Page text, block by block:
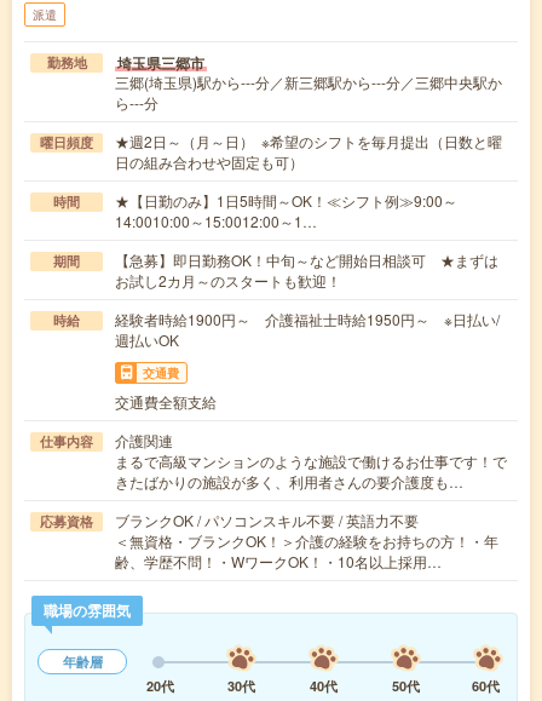
派遣
勤務地 埼玉県三郷市
三郷(埼玉県)駅から---分／新三郷駅から---分／三郷中央駅か
ら---分
曜日頻度
★週2日～（月～日） ※希望のシフトを毎月提出（日数と曜
日の組み合わせや固定も可）
時間
★【日勤のみ】1日5時間～OK！≪シフト例≫9:00～
14:0010:00～15:0012:00～1…
期間
【急募】即日勤務OK！中旬～など開始日相談可 ★まずは
お試し2カ月～のスタートも歓迎！
時給
経験者時給1900円～ 介護福祉士時給1950円～ ※日払い/
週払いOK
交通費
交通費全額支給
仕事内容
介護関連
まるで高級マンションのような施設で働けるお仕事です！で
きたばかりの施設が多く、利用者さんの要介護度も…
応募資格
ブランクOK / パソコンスキル不要 / 英語力不要
＜無資格・ブランクOK！＞介護の経験をお持ちの方！・年
齢、学歴不問！・WワークOK！・10名以上採用…
職場の雰囲気
年齢層
20代
30代 40代 50代
60代